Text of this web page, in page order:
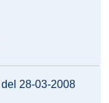
28-03-2008